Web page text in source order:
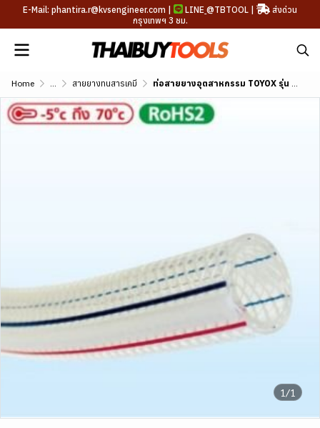
E-Mail: phantira.r@kvsengineer.com | LINE @TBTOOL |
ส่งด่วน
กรุงเทพฯ 3 ชม.
Home ... สายยางทนสารเคมี ท่อสายยางอุตสาหกรรม TOYOX รุ่น HYPER ขนาด 3/8"-2"
1/1